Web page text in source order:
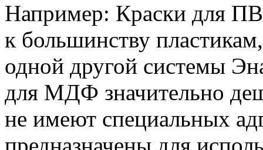
Например: Краски для
к большинству
одной другой системы
для МДФ значительно
не имеют специальных